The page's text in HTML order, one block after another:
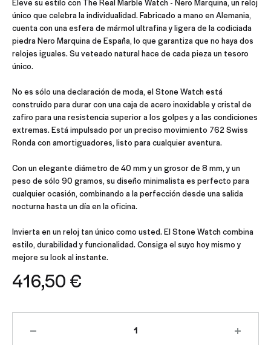
único que celebra la individualidad. Fabricado a mano en Alemania,
cuenta con una esfera de mármol ultrafina y ligera de la codiciada
piedra Nero Marquina de España, lo que garantiza que no haya dos
relojes iguales. Su veteado natural hace de cada pieza un tesoro
único.
No es sólo una declaración de moda, el Stone Watch está
construido para durar con una caja de acero inoxidable y cristal de
zafiro para una resistencia superior a los golpes y a las condiciones
extremas. Está impulsado por un preciso movimiento 762 Swiss
Ronda con amortiguadores, listo para cualquier aventura.
Con un elegante diámetro de 40 mm y un grosor de 8 mm, y un
peso de sólo 90 gramos, su diseño minimalista es perfecto para
cualquier ocasión, combinando a la perfección desde una salida
nocturna hasta un día en la oficina.
Invierta en un reloj tan único como usted. El Stone Watch combina
estilo, durabilidad y funcionalidad. Consiga el suyo hoy mismo y
mejore su look al instante.
416,50 €